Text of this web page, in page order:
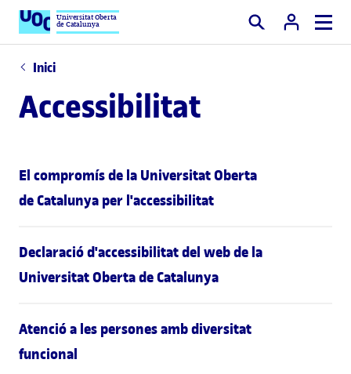
Universitat Oberta
de Catalunya Cercar
Inici
Accessibilitat
El compromís de la Universitat Oberta
de Catalunya per l'accessibilitat
Declaració d'accessibilitat del web de la
Universitat Oberta de Catalunya
Atenció a les persones amb diversitat
funcional